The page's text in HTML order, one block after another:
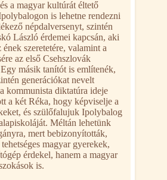
a magyar kultúrát éltető
is lehetne rendezni
népdalversenyt, szintén
László érdemei kapcsán, aki
szeretetére, valamint a
az első Csehszlovák
másik tanítót is említenék,
generációkat nevelt
kommunista diktatúra ideje
a két Réka, hogy képviselje a
és szülőfalujuk Ipolybalog
Méltán lehetünk
mert bebizonyították,
magyar gyerekek,
érdekel, hanem a magyar
is.